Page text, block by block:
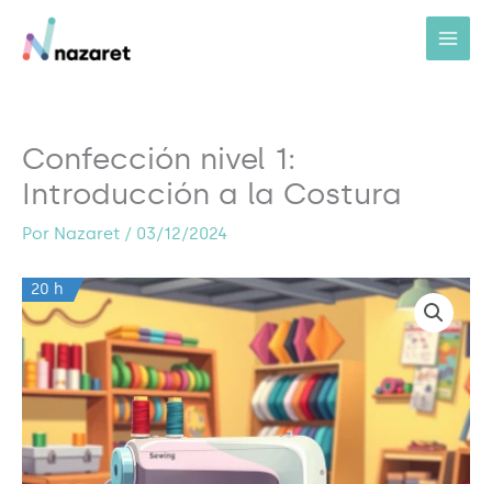
contenido
Confección nivel 1:
Introducción a la Costura
Por Nazaret / 03/12/2024
20 h